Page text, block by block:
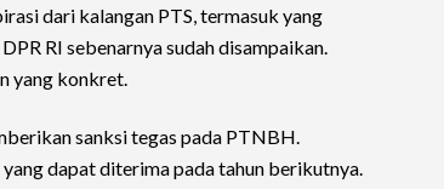
dari kalangan PTS, termasuk yang
RI sebenarnya sudah disampaikan.
yang konkret.
sanksi tegas pada PTNBH.
dapat diterima pada tahun berikutnya.